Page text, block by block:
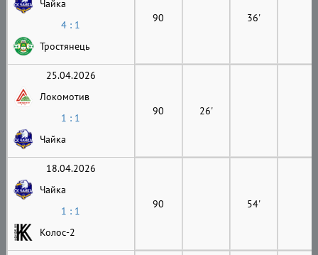
Чайка
4 : 1
Тростянець
90 36'
25.04.2026
Локомотив
1 : 1
Чайка
90 26'
18.04.2026
Чайка
1 : 1
Колос-2
90 54'